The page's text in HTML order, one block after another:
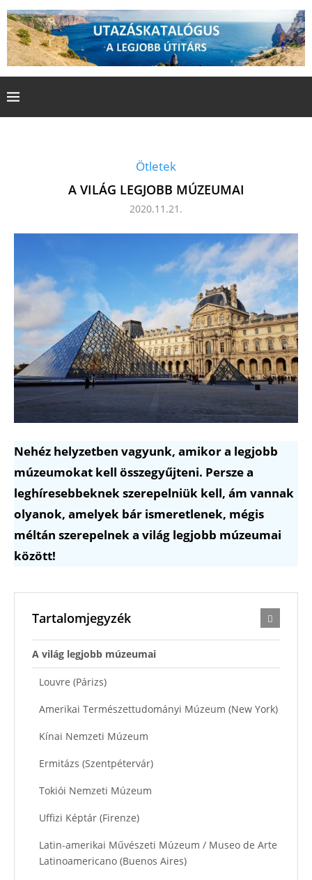
Ötletek
A VILÁG LEGJOBB MÚZEUMAI
2020.11.21.
Nehéz helyzetben vagyunk, amikor a legjobb
múzeumokat kell összegyűjteni. Persze a
leghíresebbeknek szerepelniük kell, ám vannak
olyanok, amelyek bár ismeretlenek, mégis
méltán szerepelnek a világ legjobb múzeumai
között!
Tartalomjegyzék
A világ legjobb múzeumai
Louvre (Párizs)
Amerikai Természettudományi Múzeum (New York)
Kínai Nemzeti Múzeum
Ermitázs (Szentpétervár)
Tokiói Nemzeti Múzeum
Uffizi Képtár (Firenze)
Latin-amerikai Művészeti Múzeum / Museo de Arte
Latinoamericano (Buenos Aires)